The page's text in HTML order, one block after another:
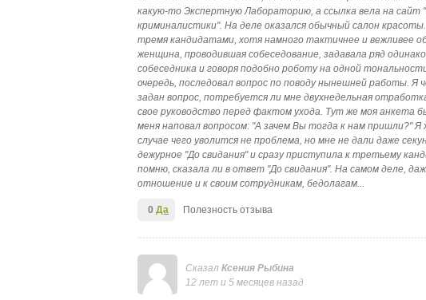
какую-то Экспертную Лабораторию, а ссылка вела на
криминалистики". На деле оказался обычный салон
тремя кандидатами, хотя намного тактичнее и вежливее
женщина, проводившая собеседование, задавала ряд
собеседника и говоря подобно роботу на одной
очередь, последовал вопрос по поводу нынешней
задан вопрос, потребуется ли мне двухнедельная
свое руководство перед фактом ухода. Тут же моя анкета
меня наповал вопросом: "А зачем Вы тогда к нам пришли?"
случае чего уволится не проблема, но мне не дали даже
дежурное "До свидания" и сразу приступила к третьему
помню, сказала ли в ответ "До свидания". На самом деле,
отношение и к своим сотрудникам, бедолагам...
Полезность отзыва
0 Да
Сказал Ксения Рыбина
12 лет и 5 месяцев назад